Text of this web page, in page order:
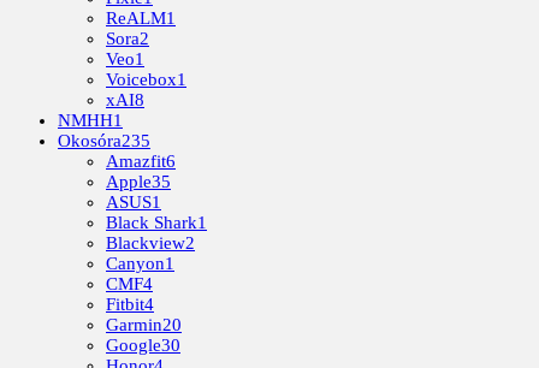
ReALM1
Sora2
Veo1
Voicebox1
xAI8
NMHH1
Okosóra235
Amazfit6
Apple35
ASUS1
Black Shark1
Blackview2
Canyon1
CMF4
Fitbit4
Garmin20
Google30